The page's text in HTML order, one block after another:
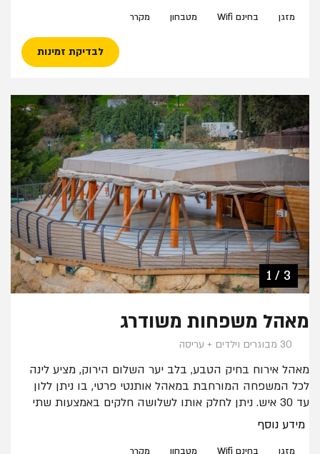
משותף עם מקרר, מקפיא, כיורים וכיריים חשמליות, עמדות
להדלקת מנגלים, מתקני נינג'ה לילדים ולנוער, מקלחות ותאי
שירותים משותפים, ספסלים, שולחנות פיקניק ונקודות לטעינת
מזגן בחינם Wifi מטבחון מקרר
לבדיקת זמינות
1 / 3
2 / 3
3 / 3
מאהל משפחות משודרג
30 מבוגרים וילדים + עריסה
מאהל אירוח בחיק הטבע, בלב יער השלום הירוק, מציע לינה
לכל המשפחה המורחבת במאהל אותנטי פרטי, בו ניתן ללון
עד 30 איש. ניתן לחלק אותו לשלושה חלקים באמצעות שתי
מחיצות.
מידע נוסף
מזגן בחינם Wifi מטבחון
מקרר